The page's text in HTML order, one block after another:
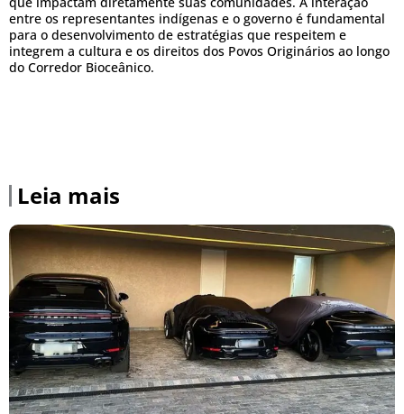
entre os representantes indígenas e o governo é fundamental
para o desenvolvimento de estratégias que respeitem e
integrem a cultura e os direitos dos Povos Originários ao longo
do Corredor Bioceânico.
Leia mais